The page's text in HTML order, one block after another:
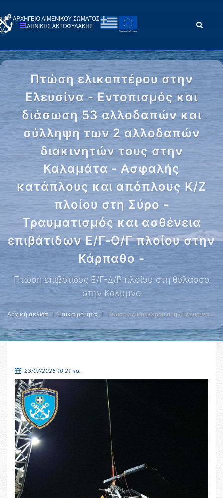
Πτώση ελικοπτέρου στην
Ελευσίνα - Εντοπισμός και
διάσωση 53 αλλοδαπών και
σύλληψη των 2 αλλοδαπών
διακινητών τους στην
Καλαμάτα - Ασφαλής
κατάπλους και απόπλους Κ/Ζ
πλοίου στη Σύρο -
Τραυματισμός και ασθένεια
επιβάτιδων Ε/Γ-Ο/Γ πλοίου στην
Κάρπαθο -
Πτώση επιβάτιδας Ε/Γ-Δ/Ρ πλοίου στη θάλασσα
στην Κάλυμνο
Αρχική σελίδα Επικαιρότητα Πτώση ελικοπτέρου στην Ελευσίνα …
23/07/2025 10:21 πμ.